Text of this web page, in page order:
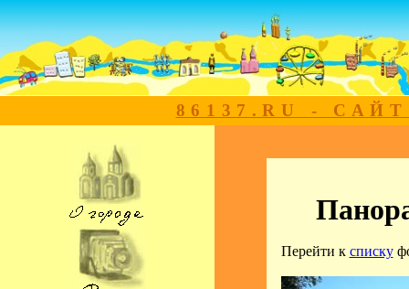
86137.RU -
Перейти к списку